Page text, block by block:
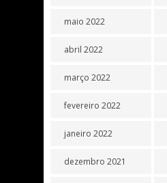
maio 2022
abril 2022
março 2022
fevereiro 2022
janeiro 2022
dezembro 2021